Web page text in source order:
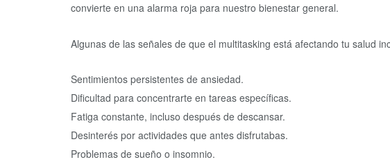
convierte en una alarma roja para nuestro bienestar general.
Algunas de las señales de que el multitasking está afectando tu salud
Sentimientos persistentes de ansiedad.
Dificultad para concentrarte en tareas específicas.
Fatiga constante, incluso después de descansar.
Desinterés por actividades que antes disfrutabas.
Problemas de sueño o insomnio.